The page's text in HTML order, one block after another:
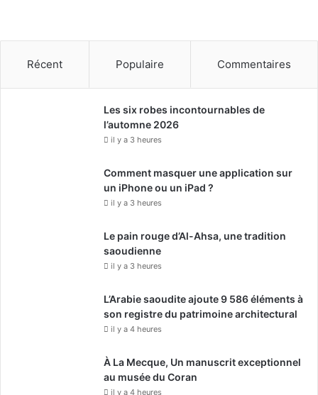
Récent Populaire Commentaires
Les six robes incontournables de
l’automne 2026
il y a 3 heures
Comment masquer une application sur
un iPhone ou un iPad ?
il y a 3 heures
Le pain rouge d’Al-Ahsa, une tradition
saoudienne
il y a 3 heures
L’Arabie saoudite ajoute 9 586 éléments à
son registre du patrimoine architectural
il y a 4 heures
À La Mecque, Un manuscrit exceptionnel
au musée du Coran
il y a 4 heures